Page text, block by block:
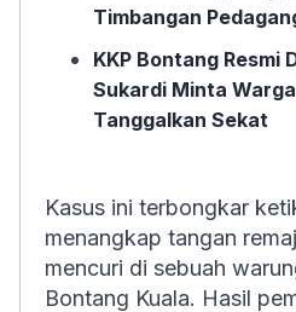
Timbangan
KKP Bontang Resmi
Sukardi Minta
Tanggalkan Sekat
Kasus ini terbongkar
menangkap tangan
mencuri di sebuah
Bontang Kuala. Hasil